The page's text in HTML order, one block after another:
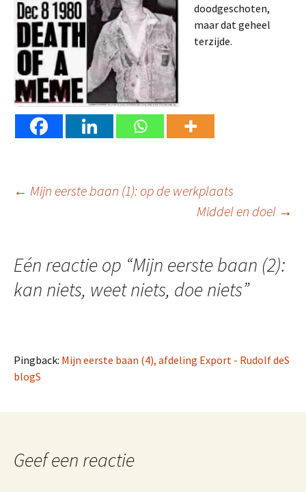
doodgeschoten,
maar dat geheel
terzijde.
Berichtnavigatie
← Mijn eerste baan (1): op de werkplaats
Middel en doel →
Eén reactie op “Mijn eerste baan (2):
kan niets, weet niets, doe niets”
Pingback: Mijn eerste baan (4), afdeling Export - Rudolf deS
blogS
Geef een reactie